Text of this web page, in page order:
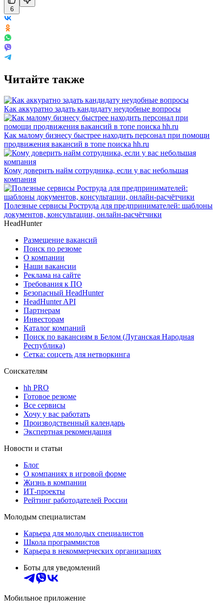
6
Читайте также
Как аккуратно задать кандидату неудобные вопросы
Как малому бизнесу быстрее находить персонал при помощи
продвижения вакансий в топе поиска hh.ru
Кому доверить найм сотрудника, если у вас небольшая
компания
Полезные сервисы Роструда для предпринимателей: шаблоны
документов, консультации, онлайн-расчётчики
HeadHunter
Размещение вакансий
Поиск по резюме
О компании
Наши вакансии
Реклама на сайте
Требования к ПО
Безопасный HeadHunter
HeadHunter API
Партнерам
Инвесторам
Каталог компаний
Поиск по вакансиям в Белом (Луганская Народная
Республика)
Сетка: соцсеть для нетворкинга
Соискателям
hh PRO
Готовое резюме
Все сервисы
Хочу у вас работать
Производственный календарь
Экспертная рекомендация
Новости и статьи
Блог
О компаниях в игровой форме
Жизнь в компании
ИТ-проекты
Рейтинг работодателей России
Молодым специалистам
Карьера для молодых специалистов
Школа программистов
Карьера в некоммерческих организациях
Боты для уведомлений
Мобильное приложение